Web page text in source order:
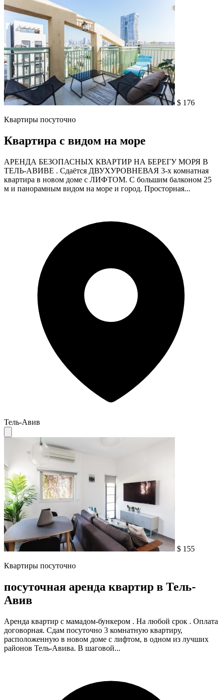
$ 176
Квартиры посуточно
Квартира с видом на море
АРЕНДА БЕЗОПАСНЫХ КВАРТИР НА БЕРЕГУ МОРЯ В
ТЕЛЬ-АВИВЕ . Сдаётся ДВУХУРОВНЕВАЯ 3-х комнатная
квартира в новом доме с ЛИФТОМ. С большим балконом 25
м и панорамным видом на море и город. Просторная...
Тель-Авив
$ 155
Квартиры посуточно
посуточная аренда квартир в Тель-
Авив
Аренда квартир с мамадом-бункером . На любой срок . Оплата
договорная. Сдам посуточно 3 комнатную квартиру,
расположенную в новом доме с лифтом, в одном из лучших
районов Тель-Авива. В шаговой...